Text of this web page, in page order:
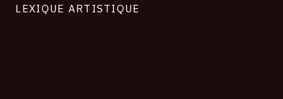
LEXIQUE ARTISTIQUE